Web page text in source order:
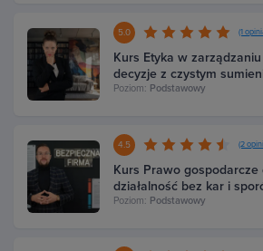
5.0 (1
Kurs Etyka w
decyzje z czystym
Poziom: Podstawowy
4.5 (2
Kurs Prawo
działalność bez kar i
Poziom: Podstawowy